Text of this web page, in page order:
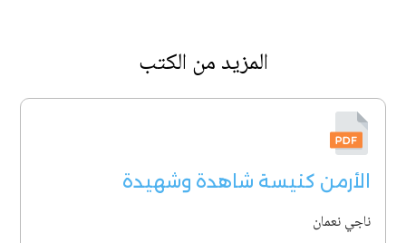
المزيد من الكتب
الأرمن كنيسة شاهدة وشهيدة
ناجي نعمان